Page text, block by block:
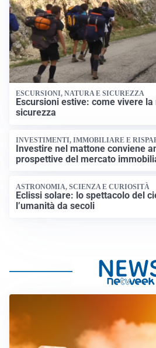
ESCURSIONI, NATURA E SICUREZZA
Escursioni estive: come vivere
sicurezza
INVESTIMENTI, IMMOBILIARE E
Investire nel mattone conviene
prospettive del mercato
ASTRONOMIA, SCIENZA E CURIOSITÀ
Eclissi solare: lo spettacolo del
l’umanità da secoli